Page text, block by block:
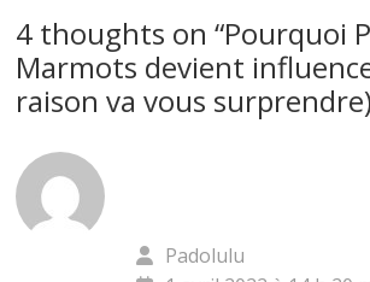
4 thoughts on “Pourquoi
Marmots devient
raison va vous
Padolulu